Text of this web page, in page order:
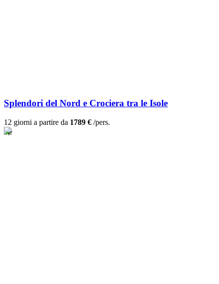
Splendori del Nord e Crociera tra le Isole
12 giorni a partire da 1789 € /pers.